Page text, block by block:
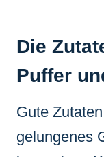
Die
Puffer
Gute
gelungenes